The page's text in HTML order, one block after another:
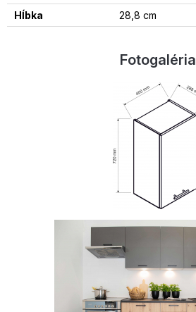
Hĺbka 28,8 cm
Fotogaléria